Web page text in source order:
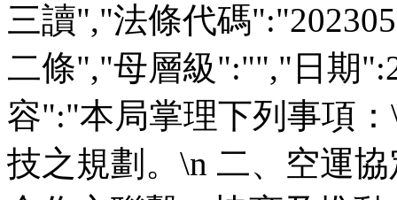
三讀","法條代碼
二條","母層級":"","日期
容":"本局掌理下列事項
技之規劃。\n 二、空運